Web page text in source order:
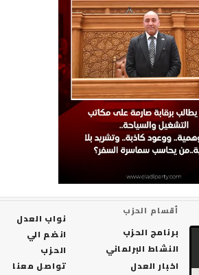
أقسام الحزب
الحزب
النشاط البرلماني
العدل
نواب العدل
انضم الي
تواصل معنا